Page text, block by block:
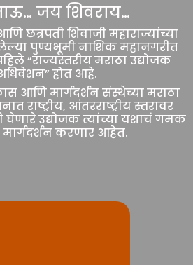
जय शिवराय…
आणि छत्रपती शिवाजी महाराज्यांच्या
पुण्यभूमी नाशिक महानगरीत
“राज्यस्तरीय मराठा उद्योजक
होत आहे.
आणि मार्गदर्शन संस्थेच्या मराठा
राष्ट्रीय, आंतरराष्ट्रीय स्तरावर
घेणारे उद्योजक त्यांच्या यशाचं गमक
करणार आहेत.